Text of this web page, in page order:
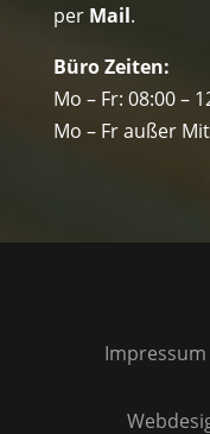
per Mail.
Büro Zeiten:
Mo – Fr: 08:00 –
Mo – Fr außer
Impressum